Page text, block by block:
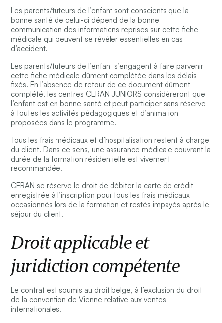
Les parents/tuteurs de l’enfant sont conscients que la
bonne santé de celui-ci dépend de la bonne
communication des informations reprises sur cette fiche
médicale qui peuvent se révéler essentielles en cas
d’accident.
Les parents/tuteurs de l’enfant s’engagent à faire parvenir
cette fiche médicale dûment complétée dans les délais
fixés. En l’absence de retour de ce document dûment
complété, les centres CERAN JUNIORS considèreront que
l’enfant est en bonne santé et peut participer sans réserve
à toutes les activités pédagogiques et d’animation
proposées dans le programme.
Tous les frais médicaux et d’hospitalisation restent à charge
du client. Dans ce sens, une assurance médicale couvrant la
durée de la formation résidentielle est vivement
recommandée.
CERAN se réserve le droit de débiter la carte de crédit
enregistrée à l’inscription pour tous les frais médicaux
occasionnés lors de la formation et restés impayés après le
séjour du client.
Droit applicable et
juridiction compétente
Le contrat est soumis au droit belge, à l’exclusion du droit
de la convention de Vienne relative aux ventes
internationales.